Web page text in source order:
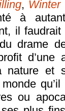
, Winter
à
il
drame
d’une
nature et
ou